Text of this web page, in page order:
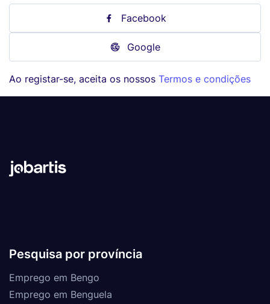
Facebook
Google
Ao registar-se, aceita os nossos Termos e condições
Pesquisa por província
Emprego em Bengo
Emprego em Benguela